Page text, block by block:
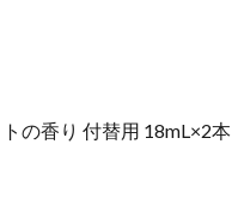
の香り 付替用 18mL×2本